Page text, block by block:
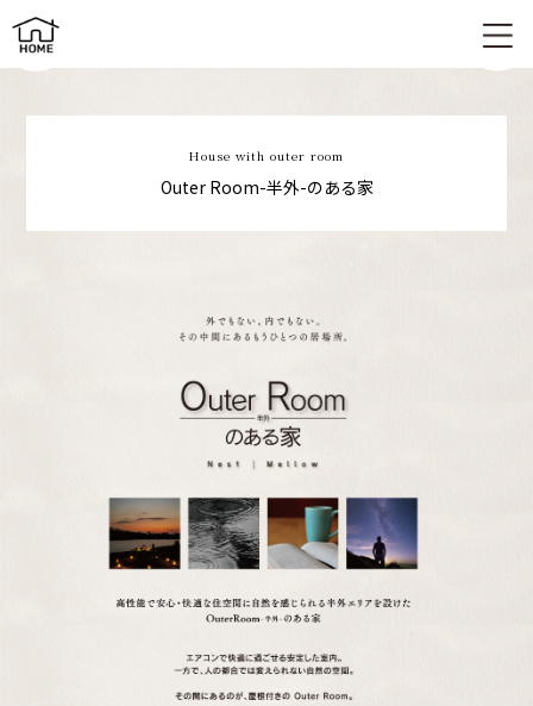
平屋×半外空間「OuterRoom」｜自然とつながる新しい住まい
House with outer room
Outer Room-半外-のある家